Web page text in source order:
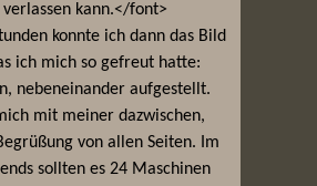
kann.</font>
konnte ich dann das Bild
ich mich so gefreut hatte:
nebeneinander aufgestellt.
mit meiner dazwischen,
von allen Seiten. Im
sollten es 24 Maschinen